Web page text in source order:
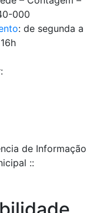
000
: de segunda a
de Informação
::